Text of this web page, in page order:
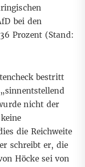
bei den
Prozent (Stand:
bestritt
„sinnentstellend
nicht der
die Reichweite
schreibt er, die
Höcke sei von